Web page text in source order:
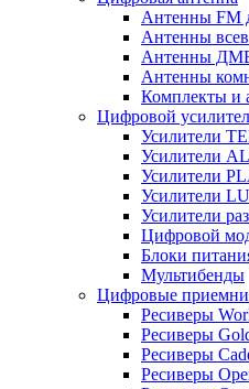
Антенны FM
Антенны
Антенны ДМВ
Антенны
Комплекты и
Цифровой
Усилители
Усилители
Усилители
Усилители
Усилители
Цифровой
Блоки
Мультибенды
Цифровые
Ресиверы
Ресиверы
Ресиверы
Ресиверы